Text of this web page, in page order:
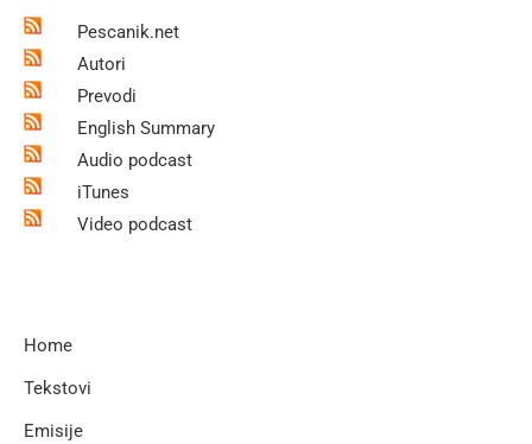
Pescanik.net
Autori
Prevodi
English Summary
Audio podcast
iTunes
Video podcast
Home
Tekstovi
Emisije